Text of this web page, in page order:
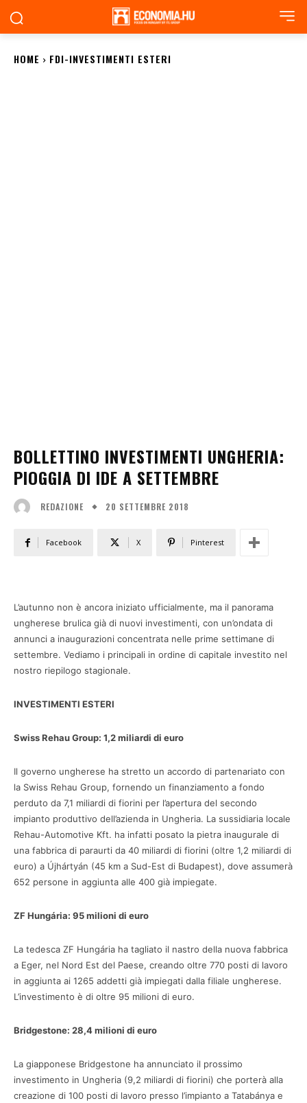
HOME FDI-INVESTIMENTI ESTERI
BOLLETTINO INVESTIMENTI UNGHERIA:
PIOGGIA DI IDE A SETTEMBRE
REDAZIONE 20 SETTEMBRE 2018
Facebook X Pinterest
L’autunno non è ancora iniziato ufficialmente, ma il panorama
ungherese brulica già di nuovi investimenti, con un’ondata di
annunci a inaugurazioni concentrata nelle prime settimane di
settembre. Vediamo i principali in ordine di capitale investito nel
nostro riepilogo stagionale.
INVESTIMENTI ESTERI
Swiss Rehau Group: 1,2 miliardi di euro
Il governo ungherese ha stretto un accordo di partenariato con
la Swiss Rehau Group, fornendo un finanziamento a fondo
perduto da 7,1 miliardi di fiorini per l’apertura del secondo
impianto produttivo dell’azienda in Ungheria. La sussidiaria locale
Rehau-Automotive Kft. ha infatti posato la pietra inaugurale di
una fabbrica di paraurti da 40 miliardi di fiorini (oltre 1,2 miliardi di
euro) a Újhártyán (45 km a Sud-Est di Budapest), dove assumerà
652 persone in aggiunta alle 400 già impiegate.
ZF Hungária: 95 milioni di euro
La tedesca ZF Hungária ha tagliato il nastro della nuova fabbrica
a Eger, nel Nord Est del Paese, creando oltre 770 posti di lavoro
in aggiunta ai 1265 addetti già impiegati dalla filiale ungherese.
L’investimento è di oltre 95 milioni di euro.
Bridgestone: 28,4 milioni di euro
La giapponese Bridgestone ha annunciato il prossimo
investimento in Ungheria (9,2 miliardi di fiorini) che porterà alla
creazione di 100 posti di lavoro presso l’impianto a Tatabánya e